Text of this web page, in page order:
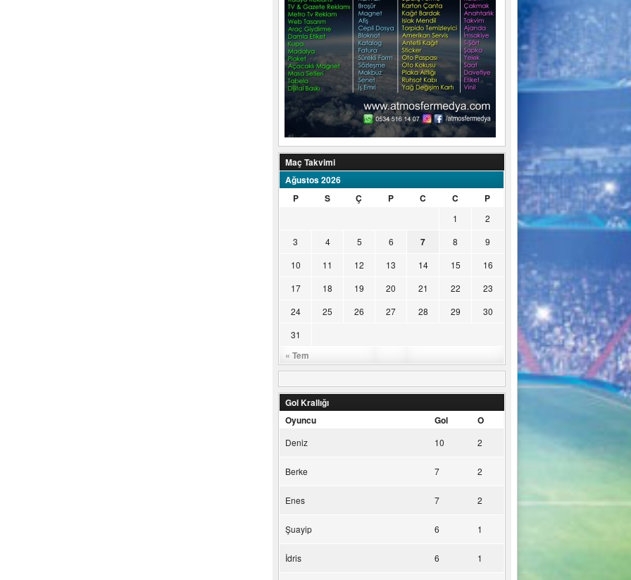
Maç Takvimi
Ağustos 2026
P
S Ç P C C P
« Tem
1
2
3
4 5 6 7 8
9
10
11 12 13 14 15
16
17
18 19 20 21 22
23
24
25 26 27 28 29
30
31
Gol Krallığı
Oyuncu
Gol O
Deniz 10 2
Berke 7 2
Enes 7 2
Şuayip 6 1
İdris 6 1